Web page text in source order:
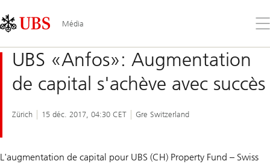
Links
Area
Média
le
UBS «Anfos»: Augmentation
de capital s'achève avec succès
Zürich 15 déc. 2017, 04:30 CET Gre Switzerland
L'augmentation de capital pour UBS (CH) Property Fund – Swiss